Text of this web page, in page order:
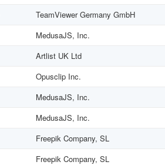
TeamViewer Germany GmbH
MedusaJS, Inc.
Artlist UK Ltd
Opusclip Inc.
MedusaJS, Inc.
MedusaJS, Inc.
Freepik Company, SL
Freepik Company, SL